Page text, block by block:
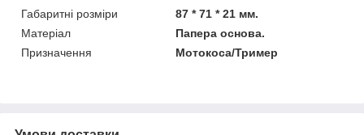
Габаритні розміри
87 * 71 * 21 мм.
Матеріал
Папера основа.
Призначення
Мотокоса/Тример